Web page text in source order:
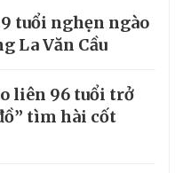
tuổi nghẹn ngào
La Văn Cầu
liên 96 tuổi trở
tìm hài cốt